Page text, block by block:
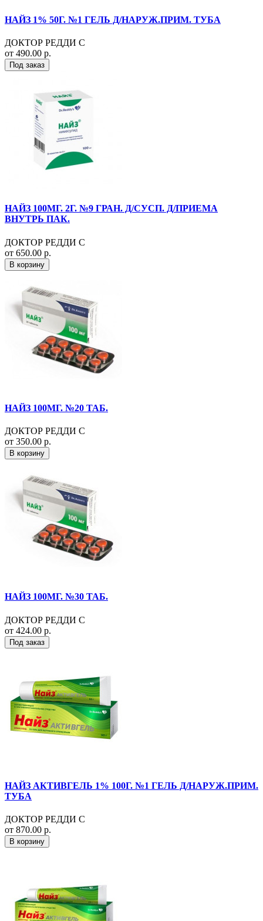
НАЙЗ 1% 50Г. №1 ГЕЛЬ Д/НАРУЖ.ПРИМ. ТУБА
ДОКТОР РЕДДИ С
от 490.00 р.
Под заказ
НАЙЗ 100МГ. 2Г. №9 ГРАН. Д/СУСП. Д/ПРИЕМА
ВНУТРЬ ПАК.
ДОКТОР РЕДДИ С
от 650.00 р.
В корзину
НАЙЗ 100МГ. №20 ТАБ.
ДОКТОР РЕДДИ С
от 350.00 р.
В корзину
НАЙЗ 100МГ. №30 ТАБ.
ДОКТОР РЕДДИ С
от 424.00 р.
Под заказ
НАЙЗ АКТИВГЕЛЬ 1% 100Г. №1 ГЕЛЬ Д/НАРУЖ.ПРИМ.
ТУБА
ДОКТОР РЕДДИ С
от 870.00 р.
В корзину